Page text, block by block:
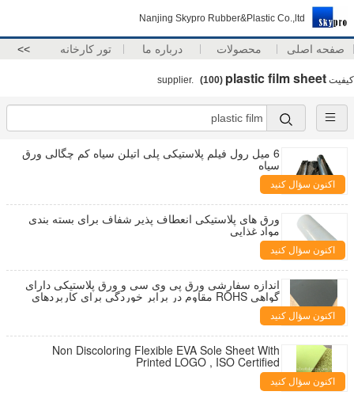
Nanjing Skypro Rubber&Plastic Co.,ltd
صفحه اصلی محصولات درباره ما تور کارخانه >>
کیفیت plastic film sheet
(100)
6 میل رول فیلم پلاستیکی پلی اتیلن سیاه کم چگالی ورق
سیاه
اکنون سؤال کنید
ورق های پلاستیکی انعطاف پذیر شفاف برای بسته بندی
مواد غذایی
اکنون سؤال کنید
اندازه سفارشی ورق پی وی سی و ورق پلاستیکی دارای
گواهی ROHS مقاوم در برابر خوردگی برای کاربردهای
صنعتیاکنون سؤال کنید
Non Discoloring Flexible EVA Sole Sheet With
Printed LOGO , ISO Certified
اکنون سؤال کنید